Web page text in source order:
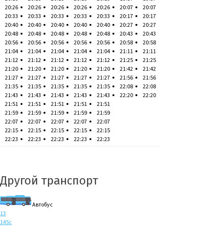
20:26
20:33
20:40
20:48
20:56
21:04
21:12
21:20
21:27
21:35
21:43
21:51
21:59
22:07
22:15
22:23
20:26
20:33
20:40
20:48
20:56
21:04
21:12
21:20
21:27
21:35
21:43
21:51
21:59
22:07
22:15
22:23
20:26
20:33
20:40
20:48
20:56
21:04
21:12
21:20
21:27
21:35
21:43
21:51
21:59
22:07
22:15
22:23
20:26
20:33
20:40
20:48
20:56
21:04
21:12
21:20
21:27
21:35
21:43
21:51
21:59
22:07
22:15
22:23
20:26
20:33
20:40
20:48
20:56
21:04
21:12
21:20
21:27
21:35
21:43
21:51
21:59
22:07
22:15
22:23
20:07
20:17
20:27
20:43
20:58
21:11
21:25
21:42
21:56
22:08
22:20
20:07
20:17
20:27
20:43
20:58
21:11
21:25
21:42
21:56
22:08
22:20
Другой транспорт
Автобус
13
145с